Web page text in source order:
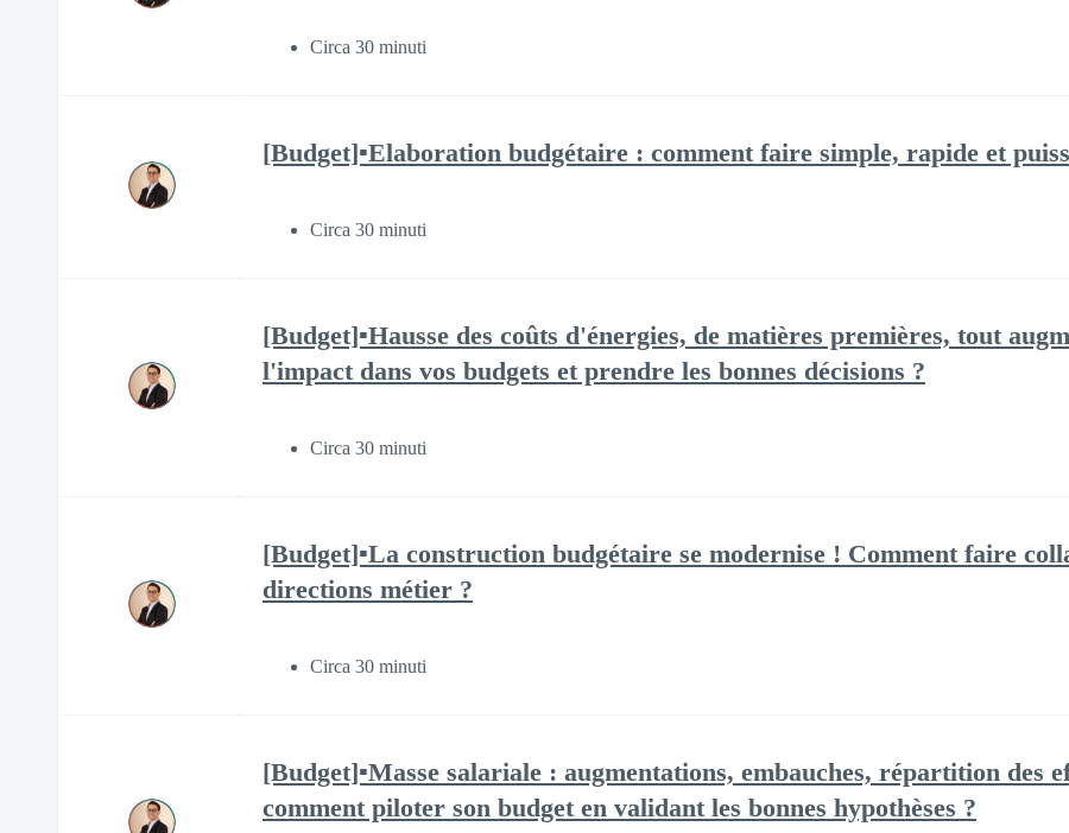
Circa 30 minuti
[Budget]▪️Elaboration budgétaire : comment faire simple, rapide et
Circa 30 minuti
[Budget]▪️Hausse des coûts d'énergies, de matières premières, tout
l'impact dans vos budgets et prendre les bonnes décisions ?
Circa 30 minuti
[Budget]▪️La construction budgétaire se modernise ! Comment faire
directions métier ?
Circa 30 minuti
[Budget]▪️Masse salariale : augmentations, embauches, répartition des
comment piloter son budget en validant les bonnes hypothèses ?